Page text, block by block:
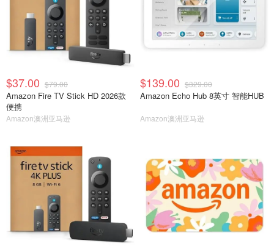
$37.00 $79.00
Amazon Fire TV Stick HD 2026款
便携
Amazon澳洲亚马逊
$139.00 $329.00
Amazon Echo Hub 8英寸 智能HUB
Amazon澳洲亚马逊